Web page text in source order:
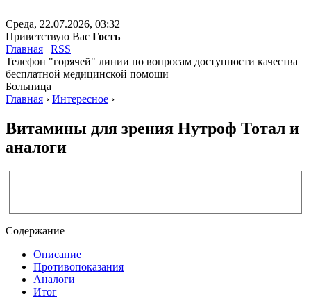
Среда, 22.07.2026, 03:32
Приветствую Вас Гость
Главная | RSS
Телефон "горячей" линии по вопросам доступности качества
бесплатной медицинской помощи
Больница
Главная › Интересное ›
Витамины для зрения Нутроф Тотал и
аналоги
Содержание
Описание
Противопоказания
Аналоги
Итог